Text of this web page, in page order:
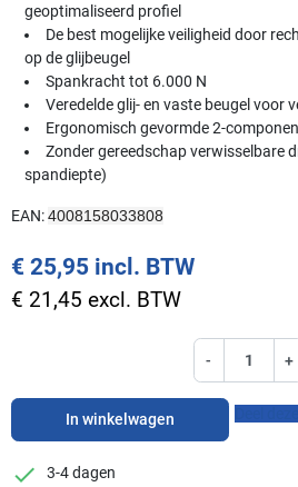
geoptimaliseerd profiel
De best mogelijke veiligheid door
op de glijbeugel
Spankracht tot 6.000 N
Veredelde glij- en vaste beugel voor
Ergonomisch gevormde 2-
Zonder gereedschap verwisselbare
spandiepte)
EAN:4008158033808
€ 25,95 incl. BTW
€ 21,45 excl. BTW
- +
In winkelwagen
checkmark
3-4 dagen